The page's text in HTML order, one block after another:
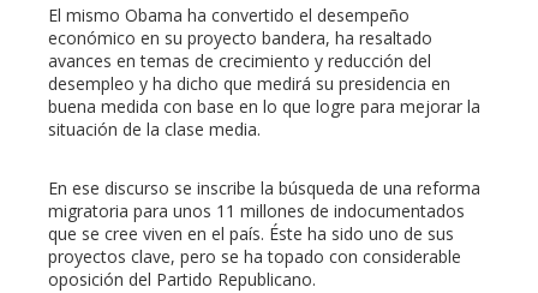
El mismo Obama ha convertido el desempeño
económico en su proyecto bandera, ha resaltado
avances en temas de crecimiento y reducción del
desempleo y ha dicho que medirá su presidencia en
buena medida con base en lo que logre para mejorar la
situación de la clase media.
En ese discurso se inscribe la búsqueda de una reforma
migratoria para unos 11 millones de indocumentados
que se cree viven en el país. Éste ha sido uno de sus
proyectos clave, pero se ha topado con considerable
oposición del Partido Republicano.